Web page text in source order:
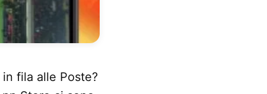
fila alle Poste?